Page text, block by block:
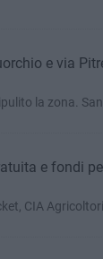
e via
la zona.
e fondi
CIA